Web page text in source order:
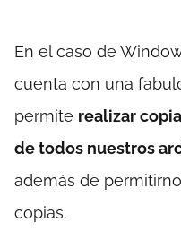
En el caso de
cuenta con una
permite realizar
de todos nuestros
además de
copias.